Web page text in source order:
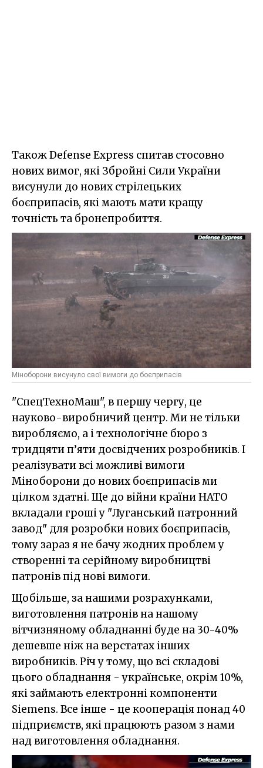
Також Defense Express спитав стосовно
нових вимог, які Збройні Сили України
висунули до нових стрілецьких
боєприпасів, які мають мати кращу
точність та бронепробиття.
Міноборони висунуло свої вимоги до боєприпасів
"СпецТехноМаш", в першу чергу, це
науково-виробничий центр. Ми не тільки
виробляємо, а і технологічне бюро з
тридцяти п’яти досвідчених розробників. І
реалізувати всі можливі вимоги
Міноборони до нових боєприпасів ми
цілком здатні. Ще до війни країни НАТО
вкладали гроші у "Луганський патронний
завод" для розробки нових боєприпасів,
тому зараз я не бачу жодних проблем у
створенні та серійному виробництві
патронів під нові вимоги.
Щобільше, за нашими розрахунками,
виготовлення патронів на нашому
вітчизняному обладнанні буде на 30-40%
дешевше ніж на верстатах інших
виробників. Річ у тому, що всі складові
цього обладнання - українське, окрім 10%,
які займають електронні компоненти
Siemens. Все інше - це кооперація понад 40
підприємств, які працюють разом з нами
над виготовлення обладнання.